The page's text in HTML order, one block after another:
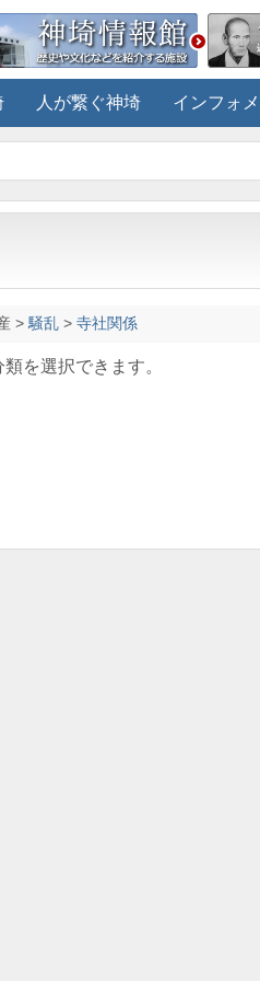
人が繋ぐ神埼 インフォ
>騒乱> 寺社関係
を選択できます。